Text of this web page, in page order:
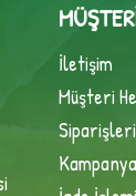
İletişim
Müşteri